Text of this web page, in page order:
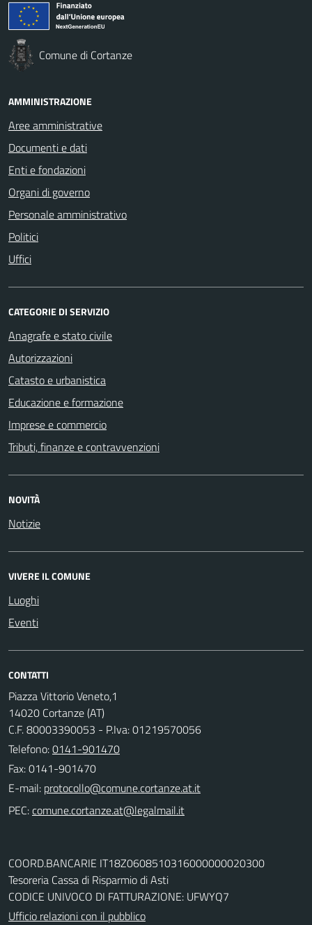
Comune di Cortanze
AMMINISTRAZIONE
Aree amministrative
Documenti e dati
Enti e fondazioni
Organi di governo
Personale amministrativo
Politici
Uffici
CATEGORIE DI SERVIZIO
Anagrafe e stato civile
Autorizzazioni
Catasto e urbanistica
Educazione e formazione
Imprese e commercio
Tributi, finanze e contravvenzioni
NOVITÀ
Notizie
VIVERE IL COMUNE
Luoghi
Eventi
CONTATTI
Piazza Vittorio Veneto,1
14020 Cortanze (AT)
C.F. 80003390053 - P.Iva: 01219570056
Telefono:0141-901470
Fax: 0141-901470
E-mail:
PEC:
COORD.BANCARIE IT18Z0608510316000000020300
Tesoreria Cassa di Risparmio di Asti
CODICE UNIVOCO DI FATTURAZIONE: UFWYQ7
Ufficio relazioni con il pubblico